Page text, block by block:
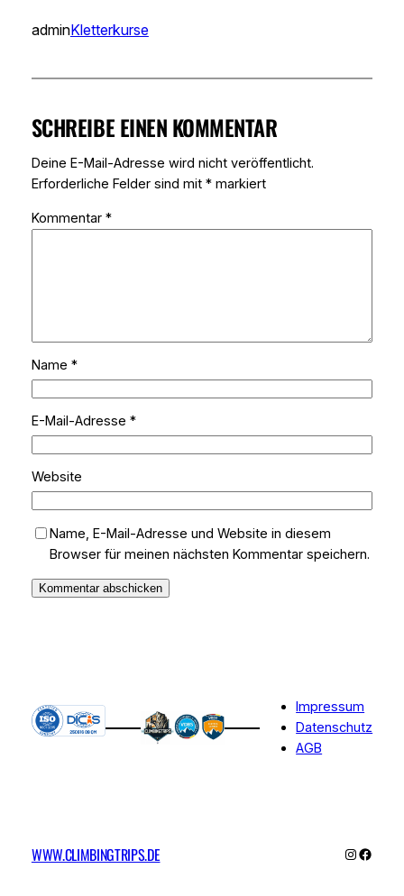
adminKletterkurse
SCHREIBE EINEN KOMMENTAR
Deine E-Mail-Adresse wird nicht veröffentlicht.
Erforderliche Felder sind mit *markiert
Kommentar *
Name *
E-Mail-Adresse *
Website
Name, E-Mail-Adresse und Website in diesem
Browser für meinen nächsten Kommentar speichern.
Impressum
Datenschutz
AGB
WWW.CLIMBINGTRIPS.DE